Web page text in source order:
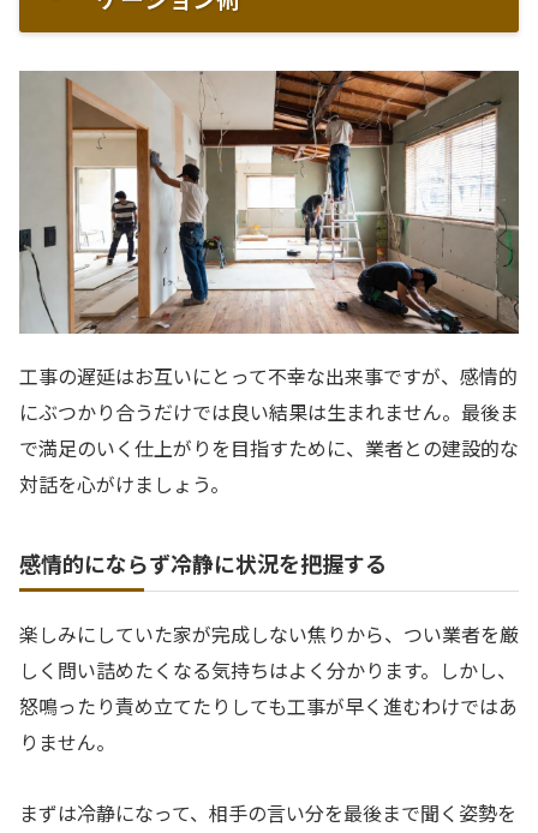
工事の遅延はお互いにとって不幸な出来事ですが、感情的
にぶつかり合うだけでは良い結果は生まれません。最後ま
で満足のいく仕上がりを目指すために、業者との建設的な
対話を心がけましょう。
感情的にならず冷静に状況を把握する
楽しみにしていた家が完成しない焦りから、つい業者を厳
しく問い詰めたくなる気持ちはよく分かります。しかし、
怒鳴ったり責め立てたりしても工事が早く進むわけではあ
りません。
まずは冷静になって、相手の言い分を最後まで聞く姿勢を